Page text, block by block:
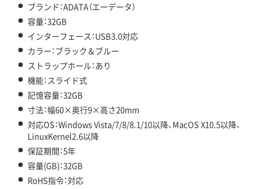
ブランド：ADATA（エーデータ）
容量：32GB
インターフェース：USB3.0対応
カラー：ブラック＆ブルー
ストラップホール：あり
機能：スライド式
記憶容量：32GB
寸法：幅60×奥行9×高さ20mm
対応OS：Windows Vista/7/8/8.1/10以降、MacOS X10.5以降、
LinuxKernel2.6以降
保証期間：5年
容量(GB)：32GB
RoHS指令：対応